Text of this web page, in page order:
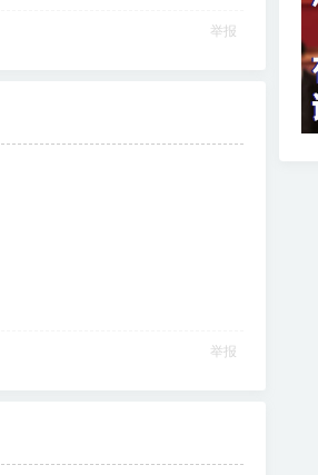
举报
举报